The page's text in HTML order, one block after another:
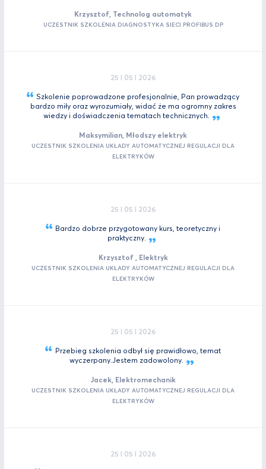
Krzysztof, Technolog automatyk
UCZESTNIK SZKOLENIA DIAGNOSTYKA SIECI PROFIBUS DP
25 I 05 I 2026
Szkolenie poprowadzone profesjonalnie, Pan prowadzący
bardzo miły oraz wyrozumiały, widać że ma ogromny zakres
wiedzy i doświadczenia tematachtechnicznych.
Maksymilian, Młodszy elektryk
UCZESTNIK SZKOLENIA UKŁADY AUTOMATYCZNEJ REGULACJI DLA
ELEKTRYKÓW
25 I 05 I 2026
Bardzo dobrze przygotowany kurs, teoretyczny i
praktyczny.
Krzysztof , Elektryk
UCZESTNIK SZKOLENIA UKŁADY AUTOMATYCZNEJ REGULACJI DLA
ELEKTRYKÓW
25 I 05 I 2026
Przebieg szkolenia odbył się prawidłowo, temat
wyczerpany.Jestem zadowolony.
Jacek, Elektromechanik
UCZESTNIK SZKOLENIA UKŁADY AUTOMATYCZNEJ REGULACJI DLA
ELEKTRYKÓW
25 I 05 I 2026